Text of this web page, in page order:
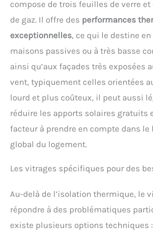
compose de trois feuilles de verre et
de gaz. Il offre des performances
exceptionnelles, ce qui le destine
maisons passives ou à très basse
ainsi qu’aux façades très exposées
vent, typiquement celles orientées
lourd et plus coûteux, il peut aussi
réduire les apports solaires gratuits
facteur à prendre en compte dans
global du logement.
Les vitrages spécifiques pour des
Au-delà de l’isolation thermique, le
répondre à des problématiques
existe plusieurs options techniques :